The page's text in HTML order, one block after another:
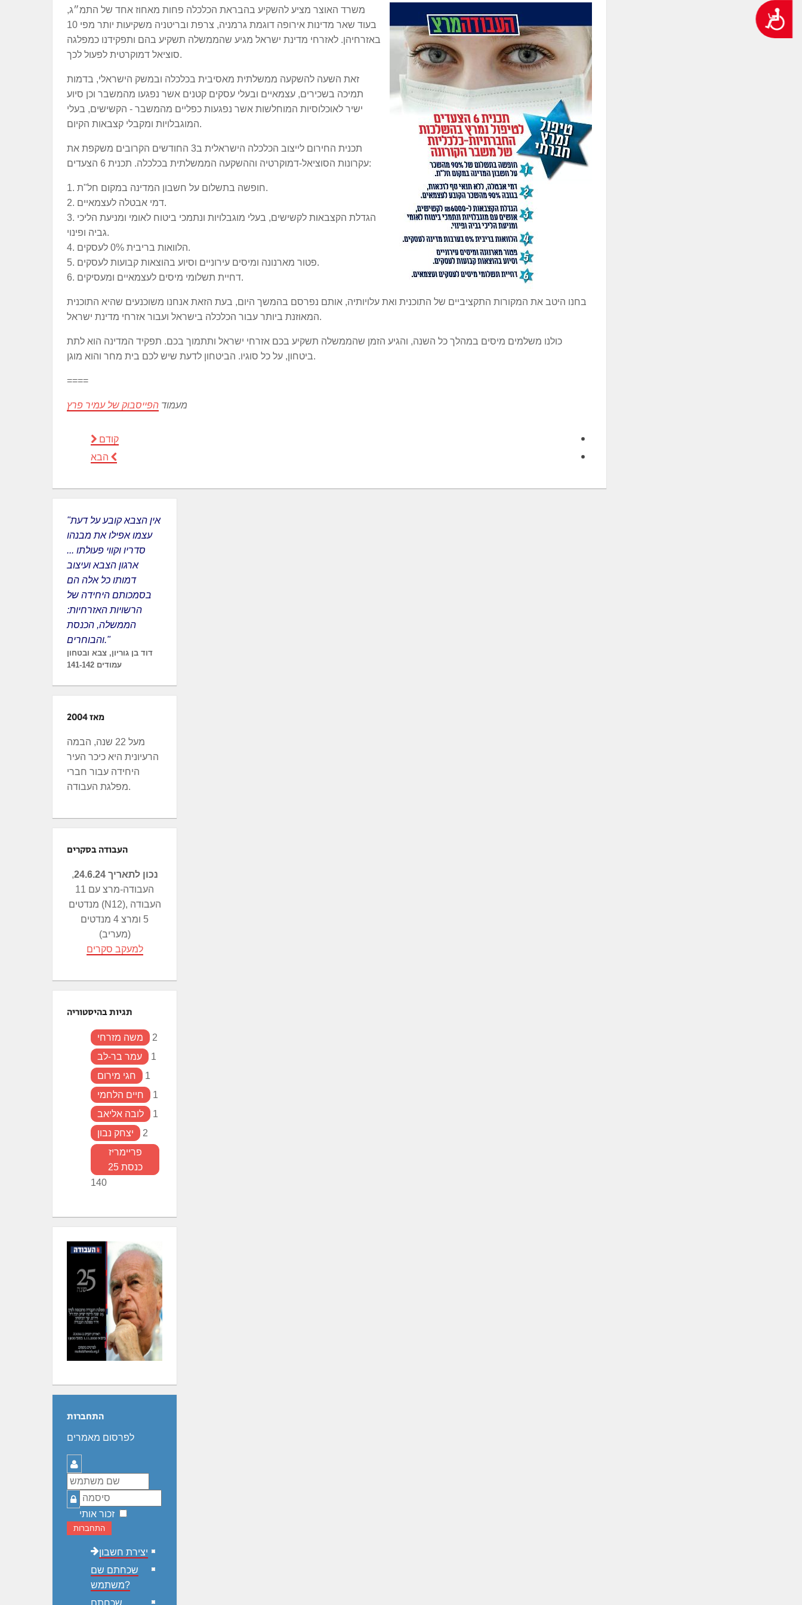
נגישות
משרד האוצר מציע להשקיע בהבראת הכלכלה פחות מאחוז אחד של התמ״ג,
בעוד שאר מדינות אירופה דוגמת גרמניה, צרפת ובריטניה משקיעות יותר מפי 10
באזרחיהן. לאזרחי מדינת ישראל מגיע שהממשלה תשקיע בהם ותפקידנו כמפלגה
סוציאל דמוקרטית לפעול לכך.
זאת השעה להשקעה ממשלתית מאסיבית בכלכלה ובמשק הישראלי, בדמות
תמיכה בשכירים, עצמאיים ובעלי עסקים קטנים אשר נפגעו מהמשבר וכן סיוע
ישיר לאוכלוסיות המוחלשות אשר נפגעות כפליים מהמשבר - הקשישים, בעלי
המוגבלויות ומקבלי קצבאות הקיום.
תכנית החירום לייצוב הכלכלה הישראלית ב3 החודשים הקרובים משקפת את
עקרונות הסוציאל-דמוקרטיה וההשקעה הממשלתית בכלכלה. תכנית 6 הצעדים:
1. חופשה בתשלום על חשבון המדינה במקום חל"ת.
2. דמי אבטלה לעצמאיים.
3. הגדלת הקצבאות לקשישים, בעלי מוגבלויות ונתמכי ביטוח לאומי ומניעת הליכי
גביה ופינוי.
4. הלוואות בריבית 0% לעסקים.
5. פטור מארנונה ומיסים עירוניים וסיוע בהוצאות קבועות לעסקים.
6. דחיית תשלומי מיסים לעצמאיים ומעסיקים.
בחנו היטב את המקורות התקציביים של התוכנית ואת עלויותיה, אותם נפרסם בהמשך היום, בעת הזאת אנחנו משוכנעים שהיא התוכנית
המאוזנת ביותר עבור הכלכלה בישראל ועבור אזרחי מדינת ישראל.
כולנו משלמים מיסים במהלך כל השנה, והגיע הזמן שהממשלה תשקיע בכם אזרחי ישראל ותתמוך בכם. תפקיד המדינה הוא לתת
ביטחון, על כל סוגיו. הביטחון לדעת שיש לכם בית מחר והוא מוגן.
====
מעמוד הפייסבוק של עמיר פרץ
קודם
הבא
"אין הצבא קובע על דעת
עצמו אפילו את מבנהו
סדריו וקווי פעולתו ...
ארגון הצבא ועיצוב
דמותו כל אלה הם
בסמכותם היחידה של
הרשויות האזרחיות:
הממשלה, הכנסת
והבוחרים."
דוד בן גוריון, צבא ובטחון
עמודים 141-142
מאז 2004
מעל 22 שנה, הבמה
הרעיונית היא כיכר העיר
היחידה עבור חברי
מפלגת העבודה.
העבודה בסקרים
נכון לתאריך 24.6.24
,
העבודה-מרצ עם 11
מנדטים (N12), העבודה
5 ומרצ 4 מנדטים
(מעריב)
למעקב סקרים
תגיות בהיסטוריה
משה מזרחי
2
עמר בר-לב
1
חגי מירום
1
חיים הלחמי
1
לובה אליאב
1
יצחק נבון
2
פריימריז
כנסת 25
140
התחברות
לפרסום מאמרים
שם
משתמש
סיסמה
זכור אותי
התחברות
יצירת חשבון
שכחתם שם
משתמש?
שכחתם